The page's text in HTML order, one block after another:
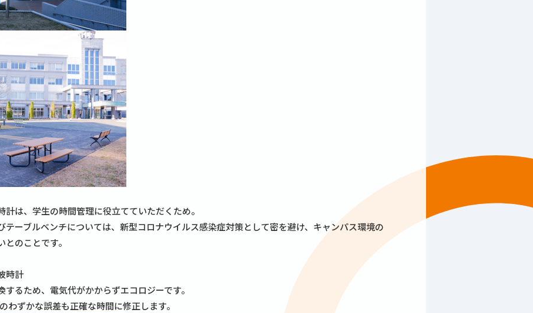
は、学生の時間管理に役立てていただくため。
テーブルベンチについては、新型コロナウイルス感染症対策として密を避け、キャンパス環境の
のことです。
時計
するため、電気代がかからずエコロジーです。
わずかな誤差も正確な時間に修正します。